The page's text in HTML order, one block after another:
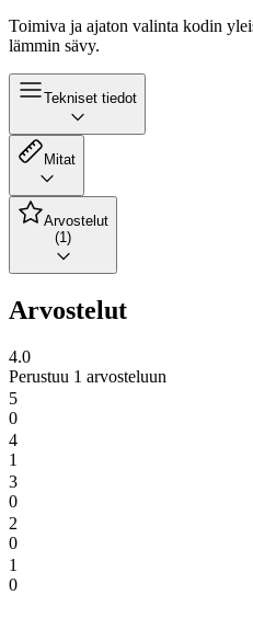
Toimiva ja ajaton valinta kodin
lämmin sävy.
Tekniset tiedot
Mitat
Arvostelut
(1)
Arvostelut
4.0
Perustuu 1 arvosteluun
5
0
4
1
3
0
2
0
1
0